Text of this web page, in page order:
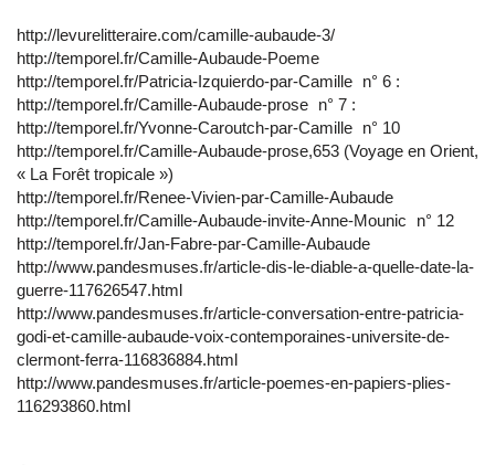
http://levurelitteraire.com/camille-aubaude-3/
http://temporel.fr/Camille-Aubaude-Poeme
http://temporel.fr/Patricia-Izquierdo-par-Camille n° 6 :
http://temporel.fr/Camille-Aubaude-prose n° 7 :
http://temporel.fr/Yvonne-Caroutch-par-Camille n° 10
http://temporel.fr/Camille-Aubaude-prose,653 (Voyage en Orient,
« La Forêt tropicale »)
http://temporel.fr/Renee-Vivien-par-Camille-Aubaude
http://temporel.fr/Camille-Aubaude-invite-Anne-Mounic n° 12
http://temporel.fr/Jan-Fabre-par-Camille-Aubaude
http://www.pandesmuses.fr/article-dis-le-diable-a-quelle-date-la-
guerre-117626547.html
http://www.pandesmuses.fr/article-conversation-entre-patricia-
godi-et-camille-aubaude-voix-contemporaines-universite-de-
clermont-ferra-116836884.html
http://www.pandesmuses.fr/article-poemes-en-papiers-plies-
116293860.html